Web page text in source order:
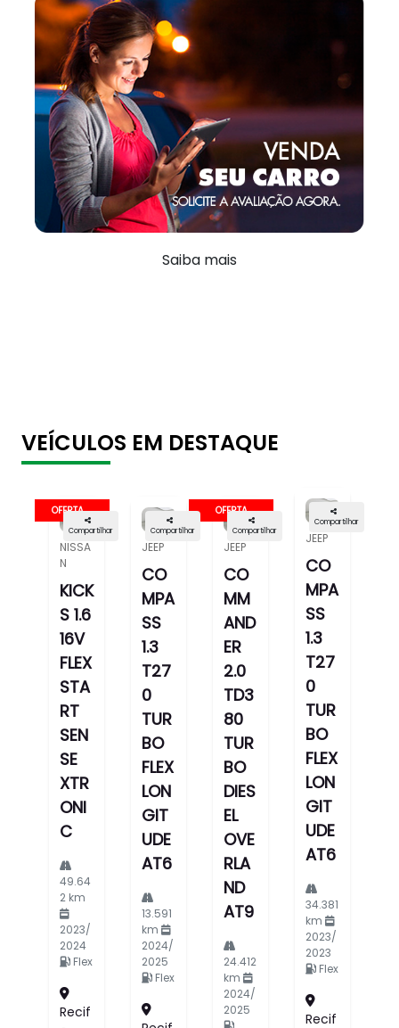
Saiba mais
VEÍCULOS EM DESTAQUE
OFERTA
Compartilhar
NISSA
N
KICK
S 1.6
16V
FLEX
STA
RT
SEN
SE
XTR
ONI
C
49.64
2 km
2023/
2024
Flex
Recif
Compartilhar
JEEP
CO
MPA
SS
1.3
T27
0
TUR
BO
FLEX
LON
GIT
UDE
AT6
34.381
km
2023/
2023
Flex
Recif
Compartilhar
JEEP
CO
MPA
SS
1.3
T27
0
TUR
BO
FLEX
LON
GIT
UDE
AT6
13.591
km
2024/
2025
Flex
OFERTA
Compartilhar
JEEP
CO
MM
AND
ER
2.0
TD3
80
TUR
BO
DIES
EL
OVE
RLA
ND
AT9
24.412
km
2024/
2025